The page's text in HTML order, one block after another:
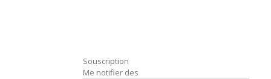
Souscription
Me notifier des